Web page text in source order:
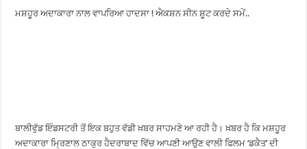
ਮਸ਼ਹੂਰ ਅਦਾਕਾਰਾ ਨਾਲ ਵਾਪਰਿਆ ਹਾਦਸਾ ! ਐਕਸ਼ਨ ਸੀਨ ਸ਼ੂਟ ਕਰਦੇ ਸਮੇਂ..
ਬਾਲੀਵੁੱਡ ਇੰਡਸਟਰੀ ਤੋਂ ਇਕ ਬਹੁਤ ਵੱਡੀ ਖ਼ਬਰ ਸਾਹਮਣੇ ਆ ਰਹੀ ਹੈ। ਖ਼ਬਰ ਹੈ ਕਿ ਮਸ਼ਹੂਰ
ਅਦਾਕਾਰਾ ਮ੍ਰਿਣਾਲ ਠਾਕੁਰ ਹੈਦਰਾਬਾਦ ਵਿੱਚ ਆਪਣੀ ਆਉਣ ਵਾਲੀ ਫਿਲਮ ‘ਡਕੈਤ’ ਦੀ